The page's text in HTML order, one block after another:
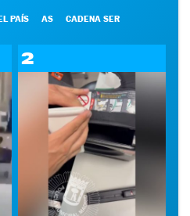
PAÍS AS CADENA SER
2